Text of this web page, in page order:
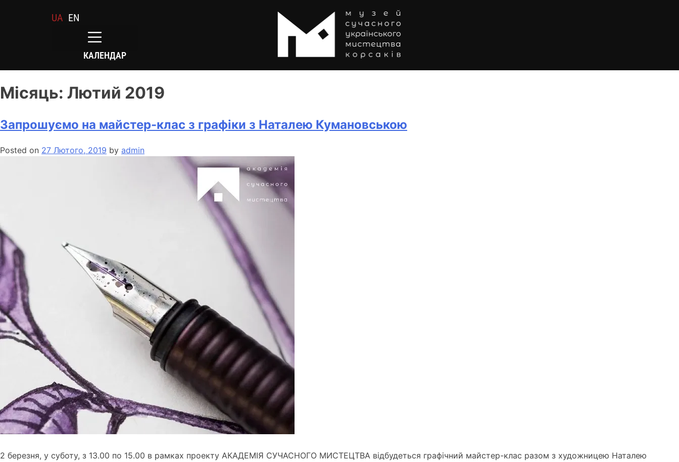
UA EN
КАЛЕНДАР
Місяць: Лютий 2019
Запрошуємо на майстер-клас з графіки з Наталею Кумановською
Posted on 27 Лютого, 2019 by admin
2 березня, у суботу, з 13.00 по 15.00 в рамках проекту АКАДЕМІЯ СУЧАСНОГО МИСТЕЦТВА відбудеться графічний майстер-клас разом з художницею Наталею